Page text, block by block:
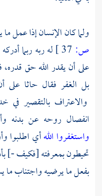
ولما كان الإنسان إذا عمل
ص:
له ربه ربما
على أن يقدر الله حق قدره،
بل الغفر فقال حاثا على
والاعتراف بالتقصير في
انفصال روحه عن بدنه
واستغفروا اللهأي اطلبوا
تحيطون بمعرفته [فكيف -]
بفعل ما يرضيه واجتناب